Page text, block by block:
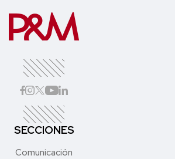
SECCIONES
Comunicación